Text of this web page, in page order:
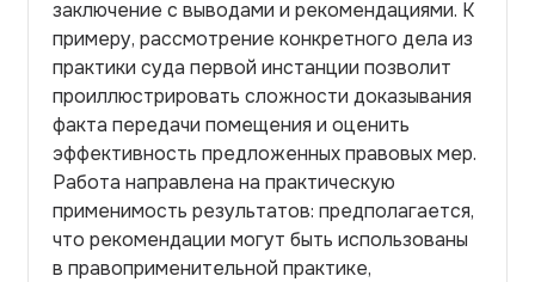
заключение с выводами и рекомендациями. К
примеру, рассмотрение конкретного дела из
практики суда первой инстанции позволит
проиллюстрировать сложности доказывания
факта передачи помещения и оценить
эффективность предложенных правовых мер.
Работа направлена на практическую
применимость результатов: предполагается,
что рекомендации могут быть использованы
в правоприменительной практике,